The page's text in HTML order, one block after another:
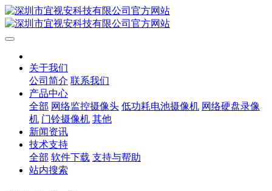
关于我们
公司简介 联系我们
产品中心
全部 网络监控摄像头 低功耗电池摄像机 网络硬盘录像
机 门铃摄像机 其他
新闻资讯
技术支持
全部 软件下载 支持与帮助
站内搜索